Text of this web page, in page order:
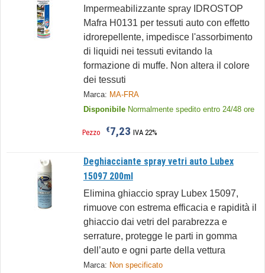
Impermeabilizzante spray IDROSTOP
Mafra H0131 per tessuti auto con effetto
idrorepellente, impedisce l'assorbimento
di liquidi nei tessuti evitando la
formazione di muffe. Non altera il colore
dei tessuti
Marca: MA-FRA
Disponibile Normalmente spedito entro 24/48 ore
Pezzo €7,23 IVA 22%
Deghiacciante spray vetri auto Lubex
15097 200ml
Elimina ghiaccio spray Lubex 15097,
rimuove con estrema efficacia e rapidità il
ghiaccio dai vetri del parabrezza e
serrature, protegge le parti in gomma
dell’auto e ogni parte della vettura
Marca: Non specificato